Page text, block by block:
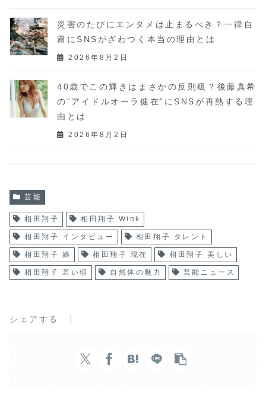
災害のたびにエンタメは止まるべき？一律自
粛にSNSがざわつく本当の理由とは
2026年8月2日
40歳でこの輝きはまさかの反則級？後藤真希
の“アイドルオーラ健在”にSNSが再熱する理
由とは
2026年8月2日
芸能
相田翔子 相田翔子 Wink
相田翔子 インタビュー 相田翔子 タレント
相田翔子 娘 相田翔子 現在 相田翔子 美しい
相田翔子 若い頃 自然体の魅力 芸能ニュース
シェアする